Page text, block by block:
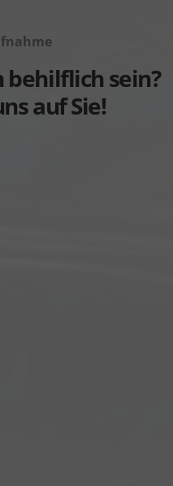
sein?
auf Sie!